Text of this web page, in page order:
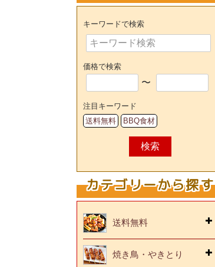
キーワードで検索
価格で検索
〜
注目キーワード
送料無料
BBQ食材
検索
カテゴリーから探す
送料無料
焼き鳥・やきとり